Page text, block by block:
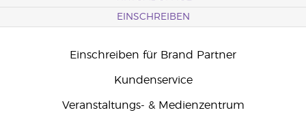
EINSCHREIBEN
Einschreiben für Brand Partner
Kundenservice
Veranstaltungs- & Medienzentrum